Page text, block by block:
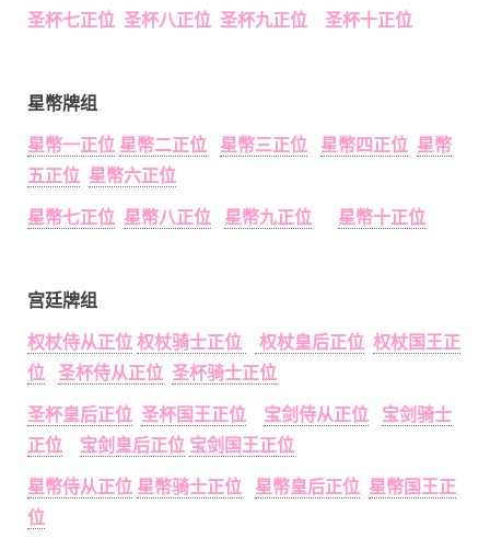
圣杯七正位 圣杯八正位 圣杯九正位 圣杯十正位
星幣牌组
星幣一正位 星幣二正位 星幣三正位 星幣四正位 星幣
五正位 星幣六正位
星幣七正位 星幣八正位 星幣九正位 星幣十正位
宫廷牌组
权杖侍从正位 权杖骑士正位 权杖皇后正位 权杖国王正
位
圣杯侍从正位 圣杯骑士正位
圣杯皇后正位 圣杯国王正位 宝剑侍从正位
宝剑骑士
正位
宝剑皇后正位 宝剑国王正位
星幣侍从正位 星幣骑士正位 星幣皇后正位 星幣国王正
位